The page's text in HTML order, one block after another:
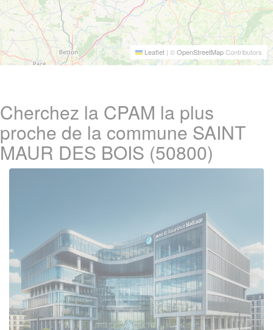
Leaflet | ©OpenStreetMapContributors
Cherchez la CPAM la plus
proche de la commune SAINT
MAUR DES BOIS (50800)